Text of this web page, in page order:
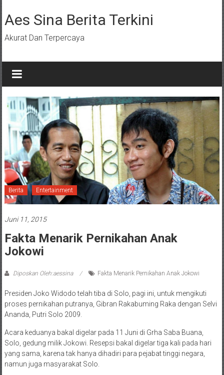
ke
konten
Aes Sina Berita Terkini
Akurat Dan Terpercaya
Berita Entertainment
Juni 11, 2015
Fakta Menarik Pernikahan Anak
Jokowi
Diposkan Oleh:aessina Fakta Menarik Pernikahan Anak Jokowi
Presiden Joko Widodo telah tiba di Solo, pagi ini, untuk mengikuti
proses pernikahan putranya, Gibran Rakabuming Raka dengan Selvi
Ananda, Putri Solo 2009.
Acara keduanya bakal digelar pada 11 Juni di Grha Saba Buana,
Solo, gedung milik Jokowi. Resepsi bakal digelar tiga kali pada hari
yang sama, karena tak hanya dihadiri para pejabat tinggi negara,
namun juga masyarakat Solo.